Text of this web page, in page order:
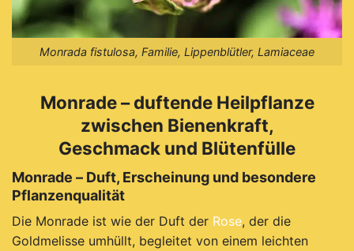
Monrada fistulosa, Familie, Lippenblütler, Lamiaceae
Monrade – duftende Heilpflanze
zwischen Bienenkraft,
Geschmack und Blütenfülle
Monrade – Duft, Erscheinung und besondere
Pflanzenqualität
Die Monrade ist wie der Duft der Rose, der die
Goldmelisse umhüllt, begleitet von einem leichten